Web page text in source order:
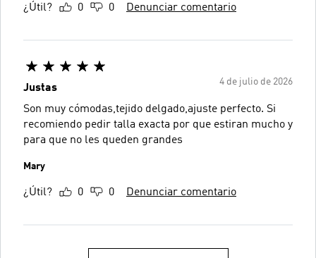
¿Útil? 0 0 Denunciar comentario
4 de julio de 2026
Justas
Son muy cómodas,tejido delgado,ajuste perfecto. Si
recomiendo pedir talla exacta por que estiran mucho y
para que no les queden grandes
Mary
¿Útil? 0 0 Denunciar comentario